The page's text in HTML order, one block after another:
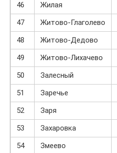
46
Жилая
47
Житово-Глаголево
48
Житово-Дедово
49
Житово-Лихачево
50
Залесный
51
Заречье
52
Заря
53
Захаровка
54
Змеево